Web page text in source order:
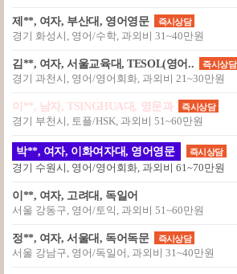
제**, 여자, 부산대, 영어영문 즉시상담
경기 화성시, 영어/수학, 과외비 31~40만원
김**, 여자, 서울교육대, TESOL(영어.. 즉시상담
경기 과천시, 영어/영어회화, 과외비 21~30만원
이**, 남자, TSINGHUA대, 영문과 즉시상담
경기 부천시, 토플/HSK, 과외비 51~60만원
박**, 여자, 이화여자대, 영어영문 즉시상담
경기 수원시, 영어/영어회화, 과외비 61~70만원
이**, 여자, 고려대, 독일어
서울 강동구, 영어/토익, 과외비 51~60만원
정**, 여자, 서울대, 독어독문 즉시상담
서울 강남구, 영어/독일어, 과외비 31~40만원